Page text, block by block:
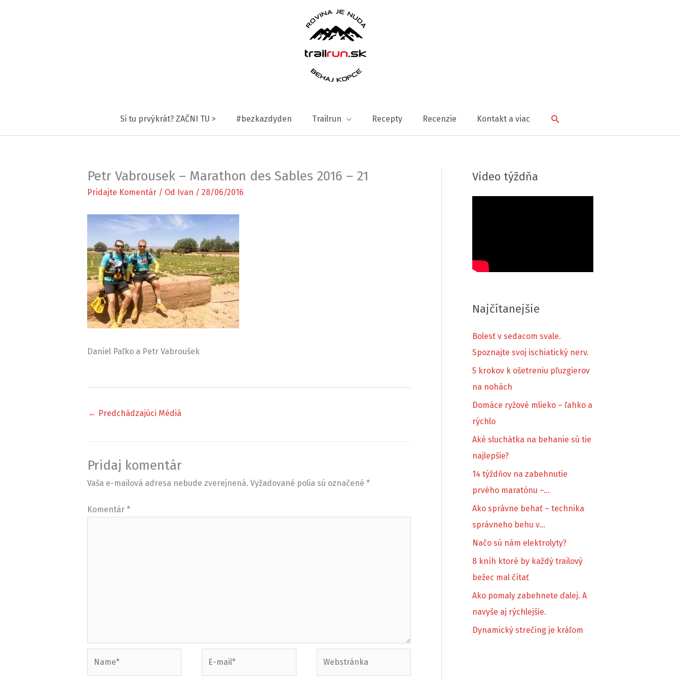
Si tu prvýkrát? ZAČNI TU > #bezkazdyden Trailrun Recepty Recenzie Kontakt a viac Hľadať
Petr Vabrousek – Marathon des Sables 2016 – 21
Pridajte Komentár / Od Ivan / 28/06/2016
Daniel Paľko a Petr Vabroušek
← Predchádzajúci Médiá
Pridaj komentár
Vaša e-mailová adresa nebude zverejnená. Vyžadované polia sú označené *
Komentár *
Video týždňa
Najčítanejšie
Bolesť v sedacom svale.
Spoznajte svoj ischiatický nerv.
5 krokov k ošetreniu pľuzgierov
na nohách
Domáce ryžové mlieko – ľahko a
rýchlo
Aké sluchátka na behanie sú tie
najlepšie?
14 týždňov na zabehnutie
prvého maratónu –…
Ako správne behať – technika
správneho behu v…
Načo sú nám elektrolyty?
8 kníh ktoré by každý trailový
bežec mal čítať
Ako pomaly zabehnete ďalej. A
navyše aj rýchlejšie.
Dynamický strečing je kráľom